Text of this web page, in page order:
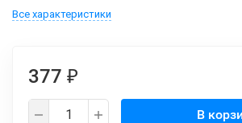
Все характеристики
377 ₽
В